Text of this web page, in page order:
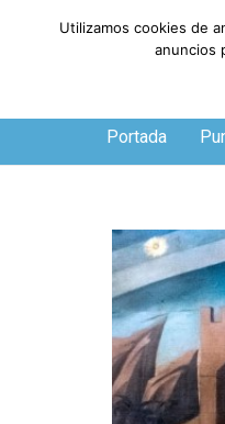
Jueves, 6 de
Portada
Utilizamos cookies de
anuncios